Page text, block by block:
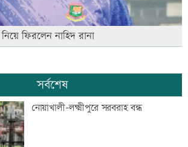
নিয়ে ফিরলেন নাহিদ রানা
সর্বশেষ
নোয়াখালী-লক্ষ্মীপুরে সরবরাহ বন্ধ